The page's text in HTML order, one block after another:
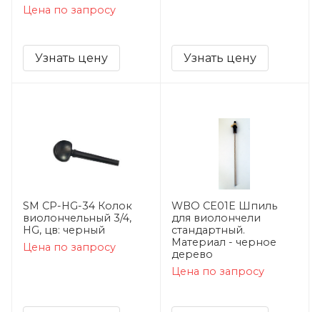
Цена по запросу
Узнать цену Узнать цену
SM CP-HG-34 Колок
виолончельный 3/4,
HG, цв: черный
Цена по запросу
WBO CE01E Шпиль
для виолончели
стандартный.
Материал - черное
дерево
Цена по запросу